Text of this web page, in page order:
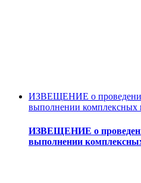
ИЗВЕЩЕНИЕ о проведении
выполнении комплексных
ИЗВЕЩЕНИЕ о проведении
выполнении